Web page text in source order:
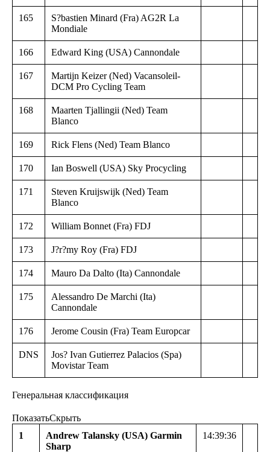
165
S?bastien Minard (Fra) AG2R La
Mondiale
166 Edward King (USA) Cannondale
167
Martijn Keizer (Ned) Vacansoleil-
DCM Pro Cycling Team
168
Maarten Tjallingii (Ned) Team
Blanco
169 Rick Flens (Ned) Team Blanco
170 Ian Boswell (USA) Sky Procycling
171
Steven Kruijswijk (Ned) Team
Blanco
172 William Bonnet (Fra) FDJ
173 J?r?my Roy (Fra) FDJ
174 Mauro Da Dalto (Ita) Cannondale
175
Alessandro De Marchi (Ita)
Cannondale
176 Jerome Cousin (Fra) Team Europcar
DNS
Jos? Ivan Gutierrez Palacios (Spa)
Movistar Team
Генеральная классификация
ПоказатьСкрыть
1
Andrew Talansky (USA) Garmin
Sharp
14:39:36